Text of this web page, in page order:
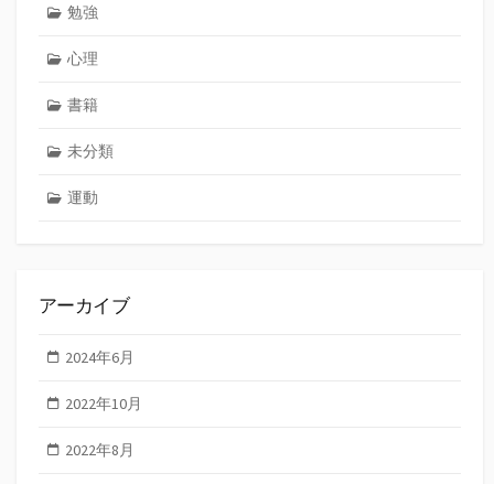
勉強
心理
書籍
未分類
運動
アーカイブ
2024年6月
2022年10月
2022年8月